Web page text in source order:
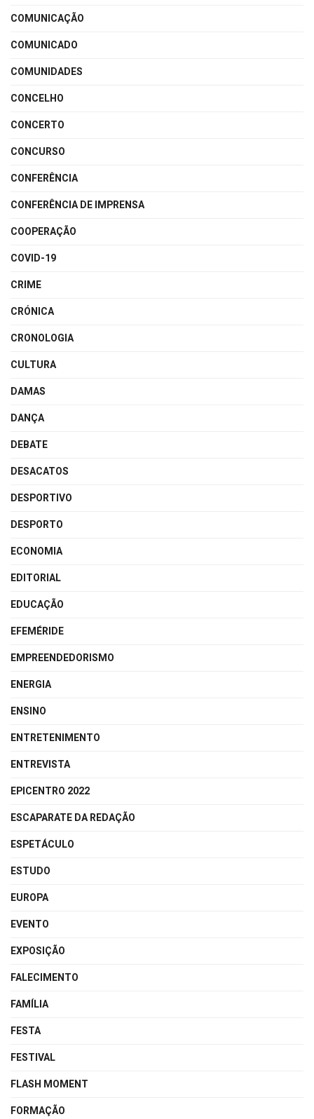
COMUNICAÇÃO
COMUNICADO
COMUNIDADES
CONCELHO
CONCERTO
CONCURSO
CONFERÊNCIA
CONFERÊNCIA DE IMPRENSA
COOPERAÇÃO
COVID-19
CRIME
CRÓNICA
CRONOLOGIA
CULTURA
DAMAS
DANÇA
DEBATE
DESACATOS
DESPORTIVO
DESPORTO
ECONOMIA
EDITORIAL
EDUCAÇÃO
EFEMÉRIDE
EMPREENDEDORISMO
ENERGIA
ENSINO
ENTRETENIMENTO
ENTREVISTA
EPICENTRO 2022
ESCAPARATE DA REDAÇÃO
ESPETÁCULO
ESTUDO
EUROPA
EVENTO
EXPOSIÇÃO
FALECIMENTO
FAMÍLIA
FESTA
FESTIVAL
FLASH MOMENT
FORMAÇÃO